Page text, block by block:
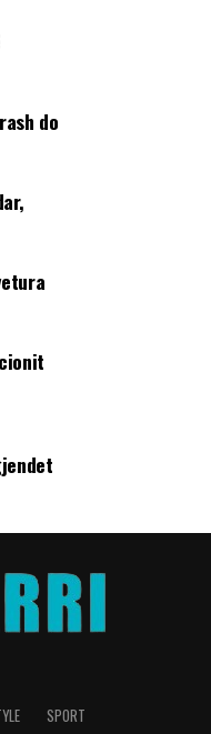
do
SPORT